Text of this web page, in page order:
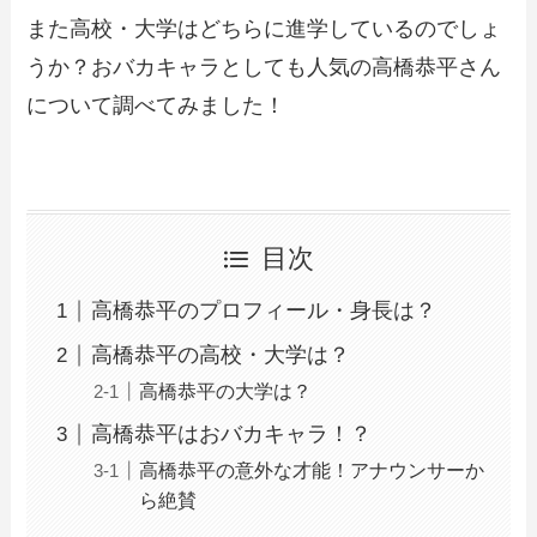
また高校・大学はどちらに進学しているのでしょ
うか？おバカキャラとしても人気の高橋恭平さん
について調べてみました！
目次
高橋恭平のプロフィール・身長は？
高橋恭平の高校・大学は？
高橋恭平の大学は？
高橋恭平はおバカキャラ！？
高橋恭平の意外な才能！アナウンサーか
ら絶賛